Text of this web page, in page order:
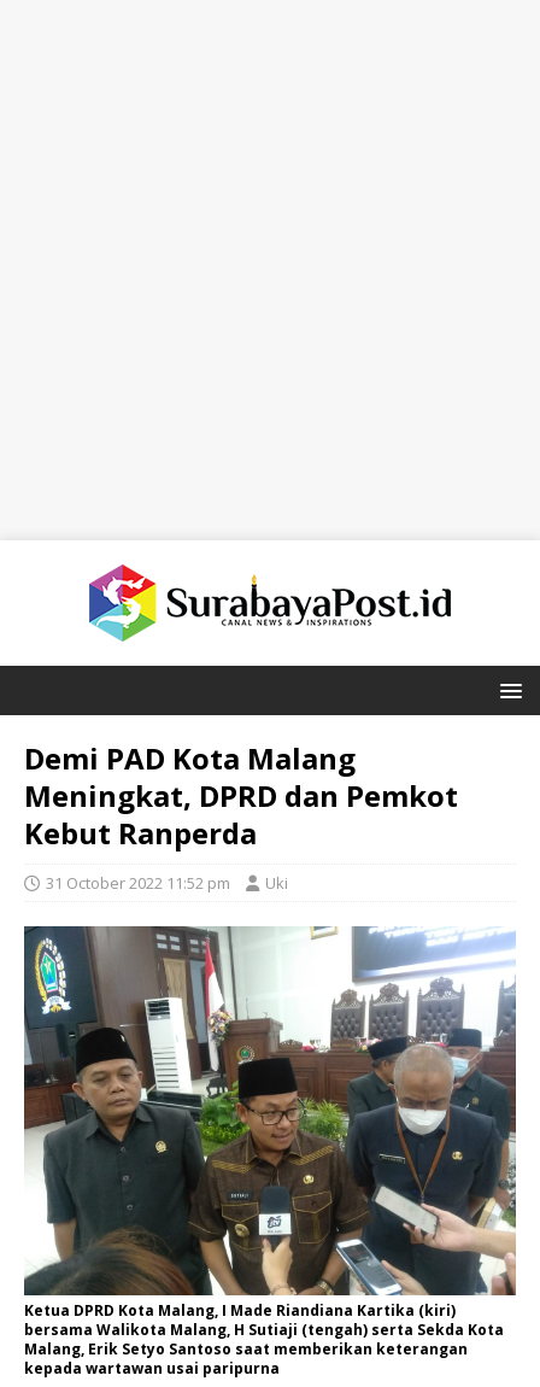
Demi PAD Kota Malang
Meningkat, DPRD dan Pemkot
Kebut Ranperda
31 October 2022 11:52 pm Uki
Ketua DPRD Kota Malang, I Made Riandiana Kartika (kiri)
bersama Walikota Malang, H Sutiaji (tengah) serta Sekda Kota
Malang, Erik Setyo Santoso saat memberikan keterangan
kepada wartawan usai paripurna